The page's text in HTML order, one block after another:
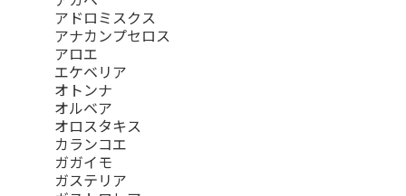
アドロミスクス
アナカンプセロス
アロエ
エケベリア
オトンナ
オルベア
オロスタキス
カランコエ
ガガイモ
ガステリア